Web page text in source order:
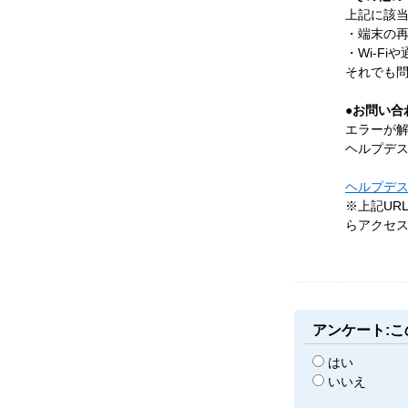
上記に該
・端末の
・Wi-Fi
それでも
●お問い合
エラーが
ヘルプデ
ヘルプデ
※上記
らアクセ
アンケート:
はい
いいえ